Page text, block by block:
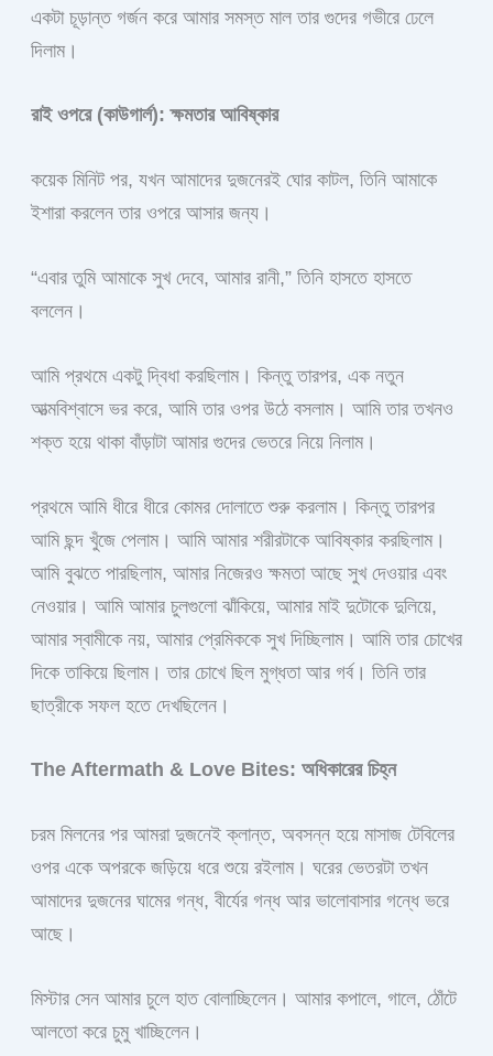
একটা চূড়ান্ত গর্জন করে আমার সমস্ত মাল তার গুদের গভীরে ঢেলে
দিলাম।
রাই ওপরে (কাউগার্ল): ক্ষমতার আবিষ্কার
কয়েক মিনিট পর, যখন আমাদের দুজনেরই ঘোর কাটল, তিনি আমাকে
ইশারা করলেন তার ওপরে আসার জন্য।
“এবার তুমি আমাকে সুখ দেবে, আমার রানী,” তিনি হাসতে হাসতে
বললেন।
আমি প্রথমে একটু দ্বিধা করছিলাম। কিন্তু তারপর, এক নতুন
আত্মবিশ্বাসে ভর করে, আমি তার ওপর উঠে বসলাম। আমি তার তখনও
শক্ত হয়ে থাকা বাঁড়াটা আমার গুদের ভেতরে নিয়ে নিলাম।
প্রথমে আমি ধীরে ধীরে কোমর দোলাতে শুরু করলাম। কিন্তু তারপর
আমি ছন্দ খুঁজে পেলাম। আমি আমার শরীরটাকে আবিষ্কার করছিলাম।
আমি বুঝতে পারছিলাম, আমার নিজেরও ক্ষমতা আছে সুখ দেওয়ার এবং
নেওয়ার। আমি আমার চুলগুলো ঝাঁকিয়ে, আমার মাই দুটোকে দুলিয়ে,
আমার স্বামীকে নয়, আমার প্রেমিককে সুখ দিচ্ছিলাম। আমি তার চোখের
দিকে তাকিয়ে ছিলাম। তার চোখে ছিল মুগ্ধতা আর গর্ব। তিনি তার
ছাত্রীকে সফল হতে দেখছিলেন।
The Aftermath & Love Bites: অধিকারের চিহ্ন
চরম মিলনের পর আমরা দুজনেই ক্লান্ত, অবসন্ন হয়ে মাসাজ টেবিলের
ওপর একে অপরকে জড়িয়ে ধরে শুয়ে রইলাম। ঘরের ভেতরটা তখন
আমাদের দুজনের ঘামের গন্ধ, বীর্যের গন্ধ আর ভালোবাসার গন্ধে ভরে
আছে।
মিস্টার সেন আমার চুলে হাত বোলাচ্ছিলেন। আমার কপালে, গালে, ঠোঁটে
আলতো করে চুমু খাচ্ছিলেন।